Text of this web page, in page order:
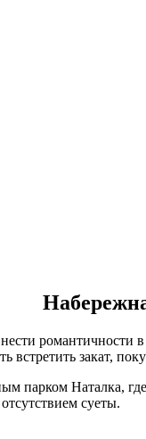
романтичности
закат,
парком Наталка,
суеты.